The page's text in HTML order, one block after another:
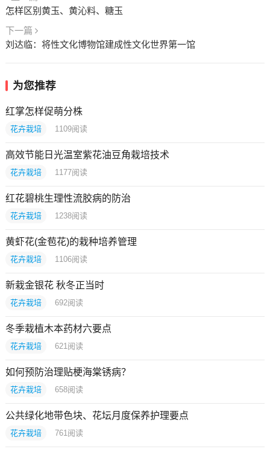
怎样区别黄玉、黄沁料、糖玉
下一篇
刘达临：将性文化博物馆建成性文化世界第一馆
为您推荐
红掌怎样促萌分株
花卉栽培 1109阅读
高效节能日光温室紫花油豆角栽培技术
花卉栽培 1177阅读
红花碧桃生理性流胶病的防治
花卉栽培 1238阅读
黄虾花(金苞花)的栽种培养管理
花卉栽培 1106阅读
新栽金银花 秋冬正当时
花卉栽培 692阅读
冬季栽植木本药材六要点
花卉栽培 621 阅读
如何预防治理贴梗海棠锈病？
花卉栽培 658阅读
公共绿化地带色块、花坛月度保养护理要点
花卉栽培 761 阅读